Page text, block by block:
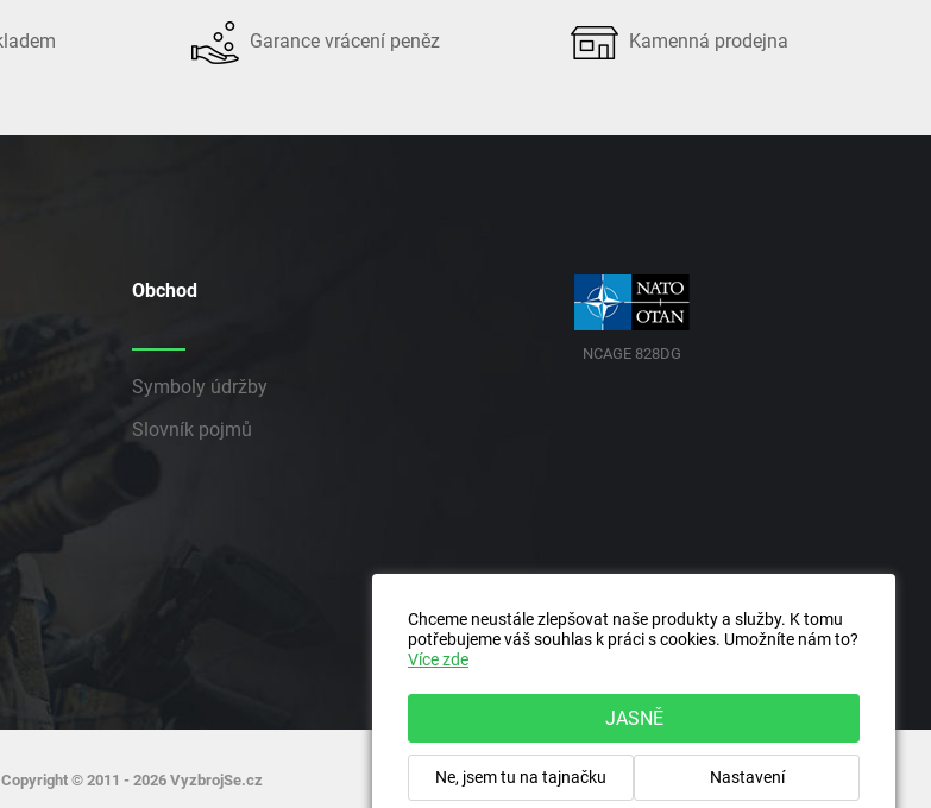
Garance vrácení peněz Kamenná prodejna
Obchod
Symboly údržby
Slovník pojmů
NCAGE 828DG
Copyright © 2011 - 2026 VyzbrojSe.cz
Chceme neustále zlepšovat naše produkty a služby. K tomu
potřebujeme váš souhlas k práci s cookies. Umožníte nám to?
Více zde
JASNĚ
Ne, jsem tu na tajnačku Nastavení